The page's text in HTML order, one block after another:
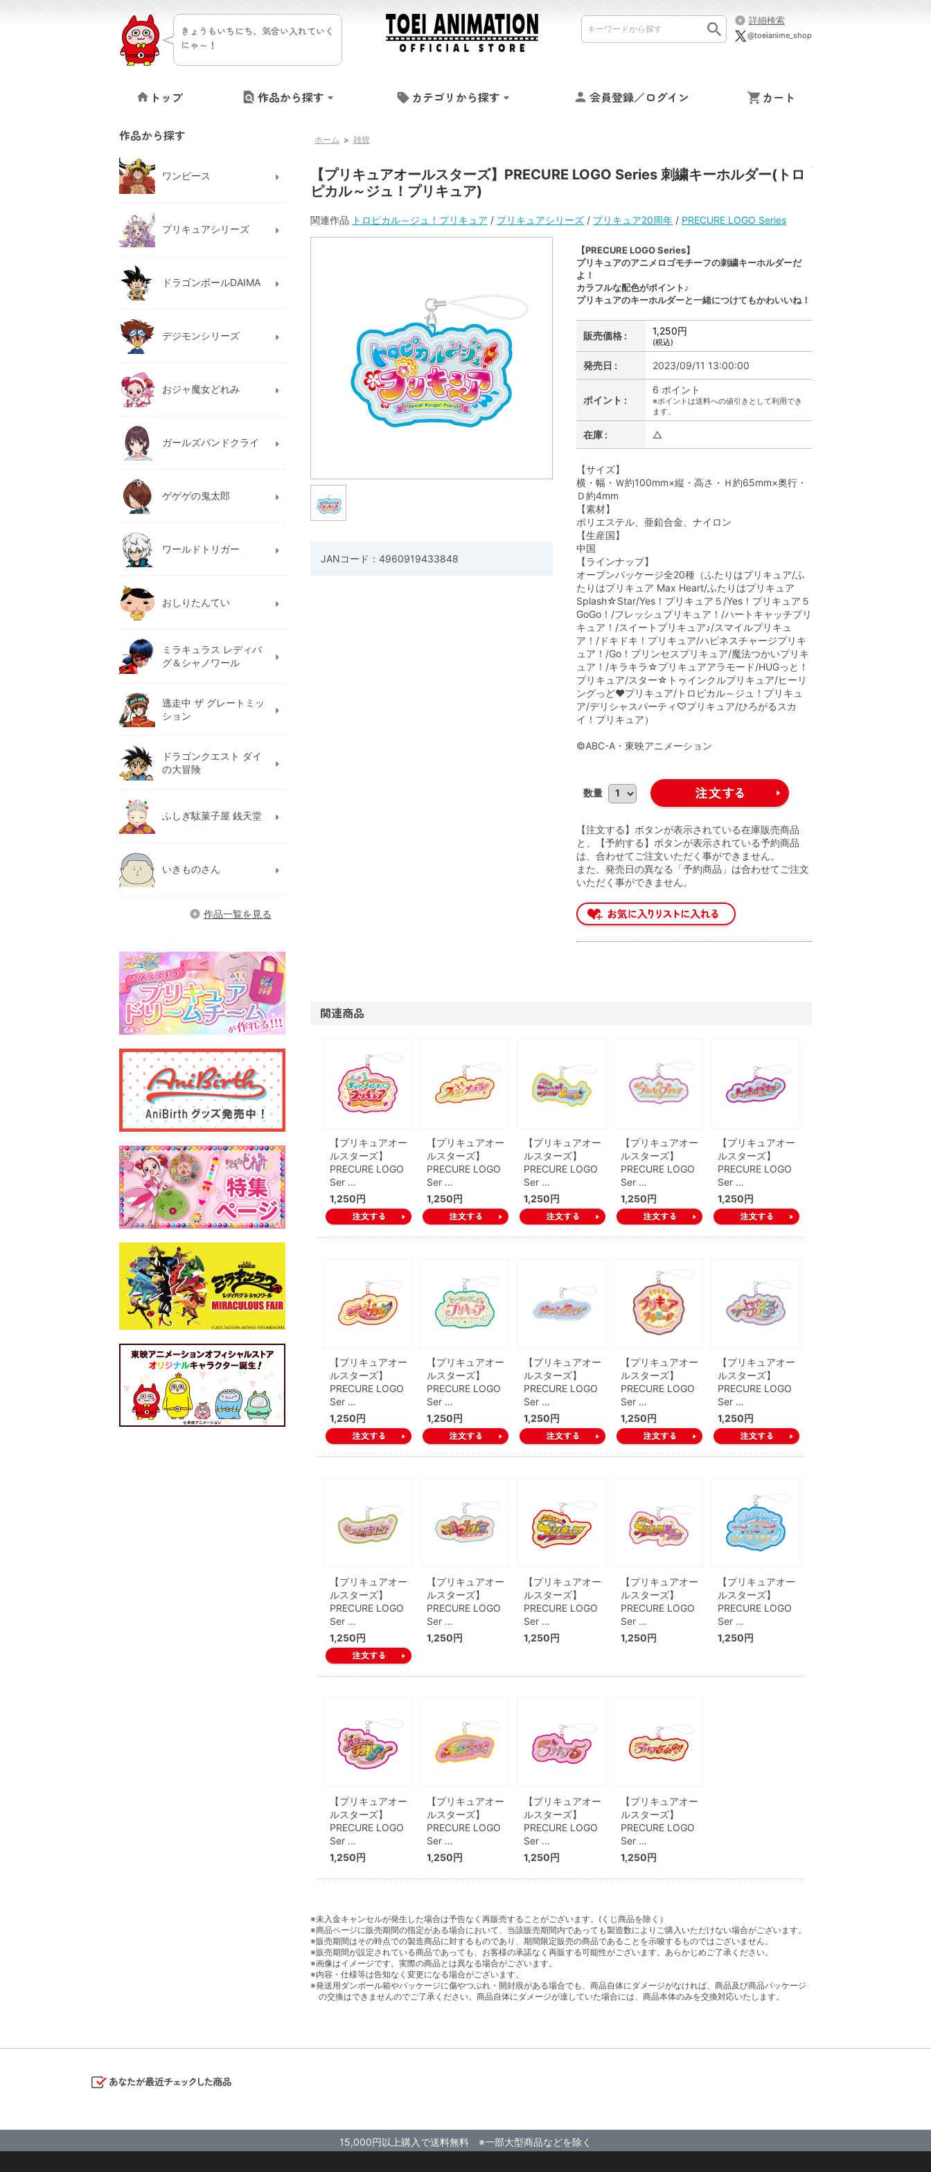
きょうもいちにち、気合い入れていく
にゃ～！
詳細検索
@toeianime_shop
トップ 作品から探す カテゴリから探す 会員登録／ログイン カート
ホーム > 雑貨
【プリキュアオールスターズ】PRECURE LOGO Series 刺繍キーホルダー(トロ
ピカル～ジュ！プリキュア)
関連作品 トロピカル～ジュ！プリキュア / プリキュアシリーズ / プリキュア20周年 / PRECURE LOGO Series
JANコード：4960919433848
【PRECURE LOGO Series】
プリキュアのアニメロゴモチーフの刺繍キーホルダーだ
よ！
カラフルな配色がポイント♪
プリキュアのキーホルダーと一緒につけてもかわいいね！
販売価格 : 1,250円
(税込)
発売日 : 2023/09/11 13:00:00
ポイント :
6 ポイント
※ポイントは送料への値引きとして利用でき
ます。
在庫 : △
【サイズ】
横・幅・Ｗ約100mm×縦・高さ・Ｈ約65mm×奥行・
Ｄ約4mm
【素材】
ポリエステル、亜鉛合金、ナイロン
【生産国】
中国
【ラインナップ】
オープンパッケージ全20種（ふたりはプリキュア/ふ
たりはプリキュア Max Heart/ふたりはプリキュア
Splash☆Star/Yes！プリキュア５/Yes！プリキュア５
GoGo！/フレッシュプリキュア！/ハートキャッチプリ
キュア！/スイートプリキュア♪/スマイルプリキュ
ア！/ドキドキ！プリキュア/ハピネスチャージプリキ
ュア！/Go！プリンセスプリキュア/魔法つかいプリキ
ュア！/キラキラ☆プリキュアアラモード/HUGっと！
プリキュア/スター☆トゥインクルプリキュア/ヒーリ
ングっど♥プリキュア/トロピカル～ジュ！プリキュ
ア/デリシャスパーティ♡プリキュア/ひろがるスカ
イ！プリキュア）
©ABC-A・東映アニメーション
数量
【注文する】ボタンが表示されている在庫販売商品
と、【予約する】ボタンが表示されている予約商品
は、合わせてご注文いただく事ができません。
また、発売日の異なる「予約商品」は合わせてご注文
いただく事ができません。
関連商品
【プリキュアオー
ルスターズ】
PRECURE LOGO
Ser …
1,250円
【プリキュアオー
ルスターズ】
PRECURE LOGO
Ser …
1,250円
【プリキュアオー
ルスターズ】
PRECURE LOGO
Ser …
1,250円
【プリキュアオー
ルスターズ】
PRECURE LOGO
Ser …
1,250円
【プリキュアオー
ルスターズ】
PRECURE LOGO
Ser …
1,250円
【プリキュアオー
ルスターズ】
PRECURE LOGO
Ser …
1,250円
【プリキュアオー
ルスターズ】
PRECURE LOGO
Ser …
1,250円
【プリキュアオー
ルスターズ】
PRECURE LOGO
Ser …
1,250円
【プリキュアオー
ルスターズ】
PRECURE LOGO
Ser …
1,250円
【プリキュアオー
ルスターズ】
PRECURE LOGO
Ser …
1,250円
【プリキュアオー
ルスターズ】
PRECURE LOGO
Ser …
1,250円
【プリキュアオー
ルスターズ】
PRECURE LOGO
Ser …
1,250円
【プリキュアオー
ルスターズ】
PRECURE LOGO
Ser …
1,250円
【プリキュアオー
ルスターズ】
PRECURE LOGO
Ser …
1,250円
【プリキュアオー
ルスターズ】
PRECURE LOGO
Ser …
1,250円
【プリキュアオー
ルスターズ】
PRECURE LOGO
Ser …
1,250円
【プリキュアオー
ルスターズ】
PRECURE LOGO
Ser …
1,250円
【プリキュアオー
ルスターズ】
PRECURE LOGO
Ser …
1,250円
【プリキュアオー
ルスターズ】
PRECURE LOGO
Ser …
1,250円
※未入金キャンセルが発生した場合は予告なく再販売することがございます。(くじ商品を除く）
※商品ページに販売期間の指定がある場合において、当該販売期間内であっても製造数によりご購入いただけない場合がございます。
※販売期間はその時点での製造商品に対するものであり、期間限定販売の商品であることを示唆するものではございません。
※販売期間が設定されている商品であっても、お客様の承諾なく再販する可能性がございます。あらかじめご了承ください。
※画像はイメージです。実際の商品とは異なる場合がございます。
※内容・仕様等は告知なく変更になる場合がございます。
※発送用ダンボール箱やパッケージに傷やつぶれ・開封痕がある場合でも、商品自体にダメージがなければ、商品及び商品パッケージ
の交換はできませんのでご了承ください。商品自体にダメージが達していた場合には、商品本体のみを交換対応いたします。
作品から探す
ワンピース
プリキュアシリーズ
ドラゴンボールDAIMA
デジモンシリーズ
おジャ魔女どれみ
ガールズバンドクライ
ゲゲゲの鬼太郎
ワールドトリガー
おしりたんてい
ミラキュラス レディバ
グ＆シャノワール
逃走中 ザ グレートミッ
ション
ドラゴンクエスト ダイ
の大冒険
ふしぎ駄菓子屋 銭天堂
いきものさん
作品一覧を見る
15,000円以上購入で送料無料 ※一部大型商品などを除く